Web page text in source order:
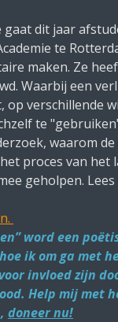
gaat dit jaar
te
maken. Ze
Waarbij een
op verschillende
te
waarom
proces van het
geholpen.
word een
ik om ga met
invloed zijn
Help mij met
doneer nu!